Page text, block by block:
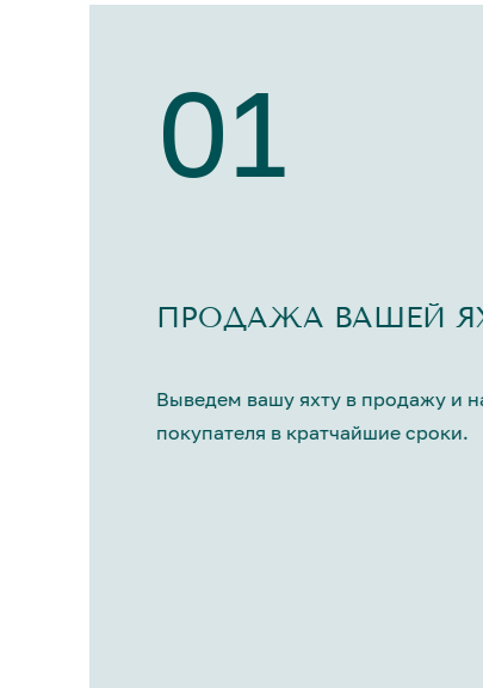
01
ПРОДАЖА ВАШЕЙ
Выведем вашу яхту в продажу и
покупателя в кратчайшие сроки.